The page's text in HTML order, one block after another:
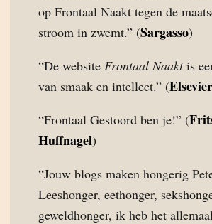
op Frontaal Naakt tegen de
stroom in zwemt.” (Sargasso)
“De website Frontaal Naaktis
van smaak en intellect.” (
“Frontaal Gestoord ben je!” (
Huffnagel)
“Jouw blogs maken hongerig
Leeshonger, eethonger,
geweldhonger, ik heb het